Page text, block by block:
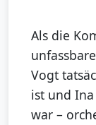
Als die
Vogt
ist und
war –